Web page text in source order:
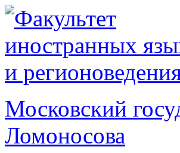
Московский
Ломоносова